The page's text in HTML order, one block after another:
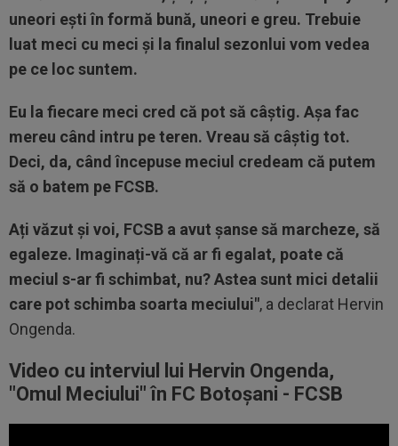
uneori ești în formă bună, uneori e greu. Trebuie
luat meci cu meci și la finalul sezonlui vom vedea
pe ce loc suntem.
Eu la fiecare meci cred că pot să câștig. Așa fac
mereu când intru pe teren. Vreau să câștig tot.
Deci, da, când începuse meciul credeam că putem
să o batem pe FCSB.
Ați văzut și voi, FCSB a avut șanse să marcheze, să
egaleze. Imaginați-vă că ar fi egalat, poate că
meciul s-ar fi schimbat, nu? Astea sunt mici detalii
care pot schimba soarta meciului", a declarat Hervin
Ongenda.
Video cu interviul lui Hervin Ongenda,
"Omul Meciului" în FC Botoșani - FCSB